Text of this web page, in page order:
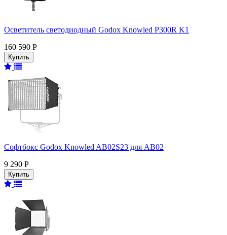
Осветитель светодиодный Godox Knowled P300R K1
160 590 Р
Софтбокс Godox Knowled AB02S23 для AB02
9 290 Р